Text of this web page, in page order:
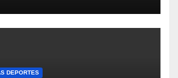
DEPORTES